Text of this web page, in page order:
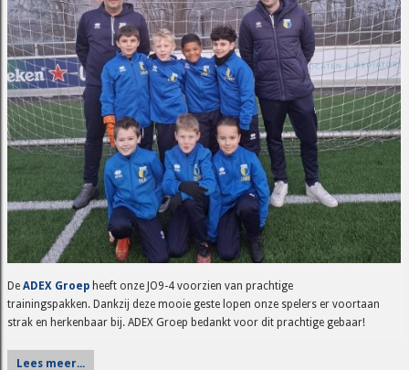
De ADEX Groep heeft onze JO9-4 voorzien van prachtige
trainingspakken. Dankzij deze mooie geste lopen onze spelers er voortaan
strak en herkenbaar bij. ADEX Groep bedankt voor dit prachtige gebaar!
Lees meer...